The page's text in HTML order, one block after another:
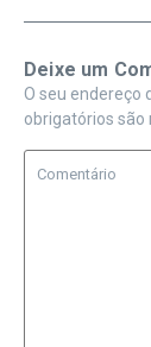
Deixe um
O seu endereço
obrigatórios são